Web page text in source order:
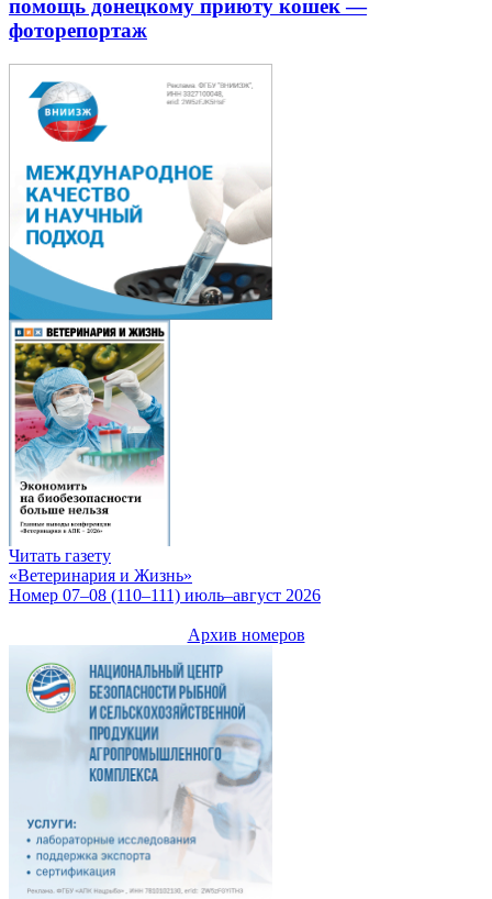
помощь донецкому приюту кошек —
фоторепортаж
Читать газету
«Ветеринария и Жизнь»
Номер 07–08 (110–111) июль–август 2026
Архив номеров